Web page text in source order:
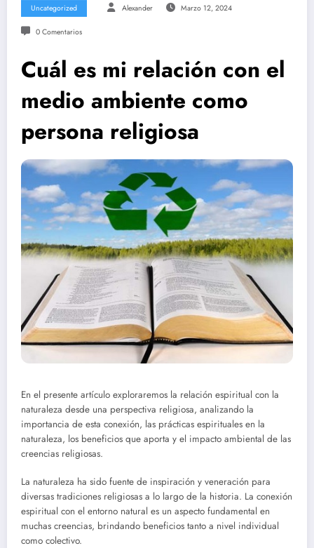
Uncategorized Alexander Marzo 12, 2024
0 Comentarios
Cuál es mi relación con el
medio ambiente como
persona religiosa
En el presente artículo exploraremos la relación espiritual con la
naturaleza desde una perspectiva religiosa, analizando la
importancia de esta conexión, las prácticas espirituales en la
naturaleza, los beneficios que aporta y el impacto ambiental de las
creencias religiosas.
La naturaleza ha sido fuente de inspiración y veneración para
diversas tradiciones religiosas a lo largo de la historia. La conexión
espiritual con el entorno natural es un aspecto fundamental en
muchas creencias, brindando beneficios tanto a nivel individual
como colectivo.